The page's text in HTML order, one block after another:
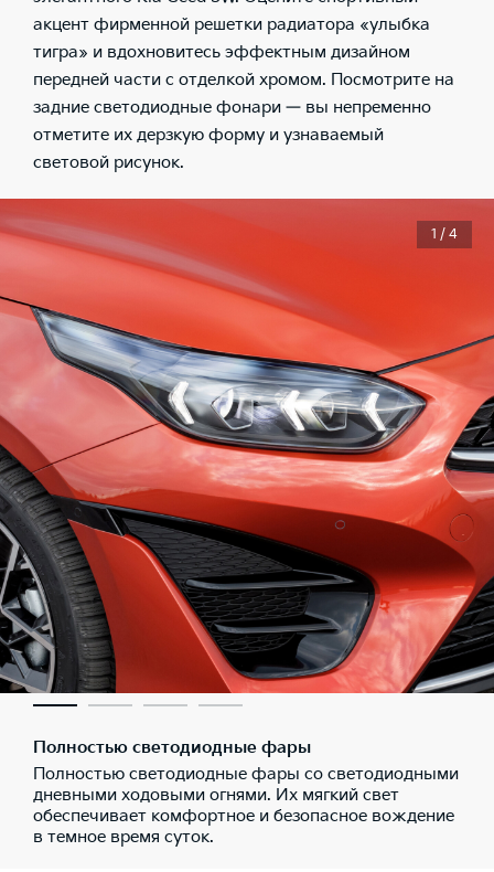
акцент фирменной решетки радиатора «улыбка
тигра» и вдохновитесь эффектным дизайном
передней части с отделкой хромом. Посмотрите на
задние светодиодные фонари — вы непременно
отметите их дерзкую форму и узнаваемый
световой рисунок.
Полностью светодиодные фары
Полностью светодиодные фары со светодиодными
дневными ходовыми огнями. Их мягкий свет
обеспечивает комфортное и безопасное вождение
в темное время суток.
1 / 4